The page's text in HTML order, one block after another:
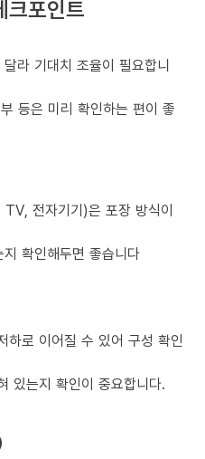
크포인트
라 기대치 조율이 필요합니
등은 미리 확인하는 편이 좋
전자기기)은 포장 방식이
확인해두면 좋습니다
하로 이어질 수 있어 구성 확인
있는지 확인이 중요합니다.